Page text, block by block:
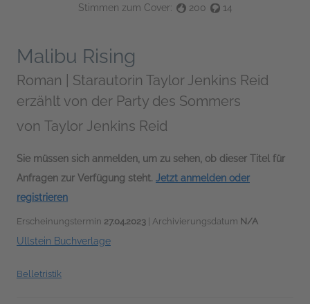
Stimmen zum Cover: 200 14
Malibu Rising
Roman | Starautorin Taylor Jenkins Reid
erzählt von der Party des Sommers
von Taylor Jenkins Reid
Sie müssen sich anmelden, um zu sehen, ob dieser Titel für
Anfragen zur Verfügung steht. Jetzt anmelden oder
registrieren
Erscheinungstermin 27.04.2023 | Archivierungsdatum N/A
Ullstein Buchverlage
Belletristik